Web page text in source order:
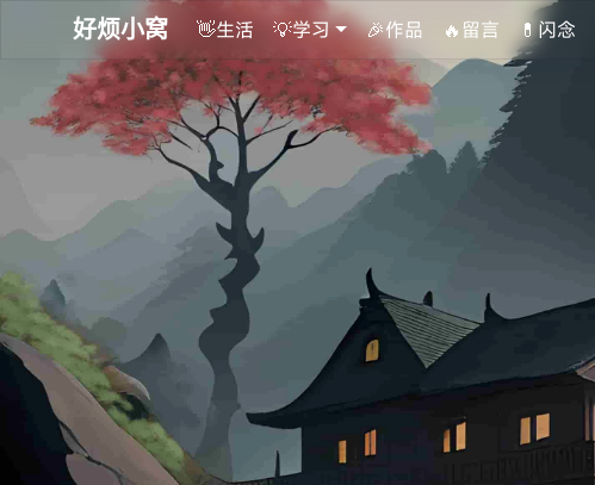
好烦小窝 👋生活 💡学习 🎉作品 🔥留言 💊闪念